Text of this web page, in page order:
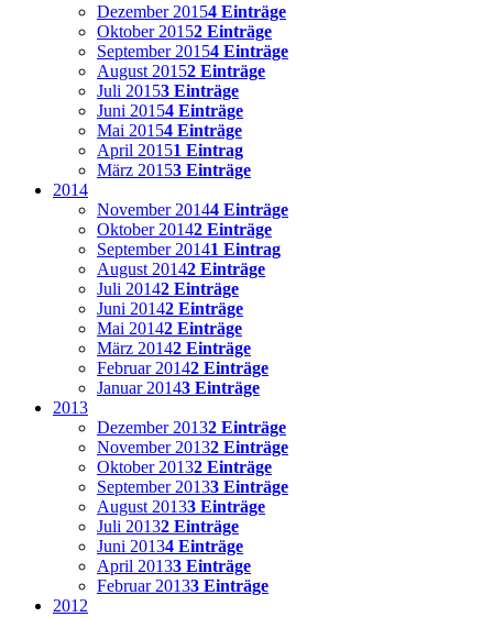
Dezember 20154 Einträge
Oktober 20152 Einträge
September 20154 Einträge
August 20152 Einträge
Juli 20153 Einträge
Juni 20154 Einträge
Mai 20154 Einträge
April 20151 Eintrag
März 20153 Einträge
2014
November 20144 Einträge
Oktober 20142 Einträge
September 20141 Eintrag
August 20142 Einträge
Juli 20142 Einträge
Juni 20142 Einträge
Mai 20142 Einträge
März 20142 Einträge
Februar 20142 Einträge
Januar 20143 Einträge
2013
Dezember 20132 Einträge
November 20132 Einträge
Oktober 20132 Einträge
September 20133 Einträge
August 20133 Einträge
Juli 20132 Einträge
Juni 20134 Einträge
April 20133 Einträge
Februar 20133 Einträge
2012